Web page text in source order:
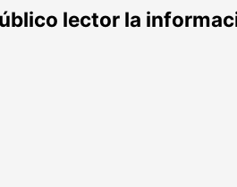
lector la